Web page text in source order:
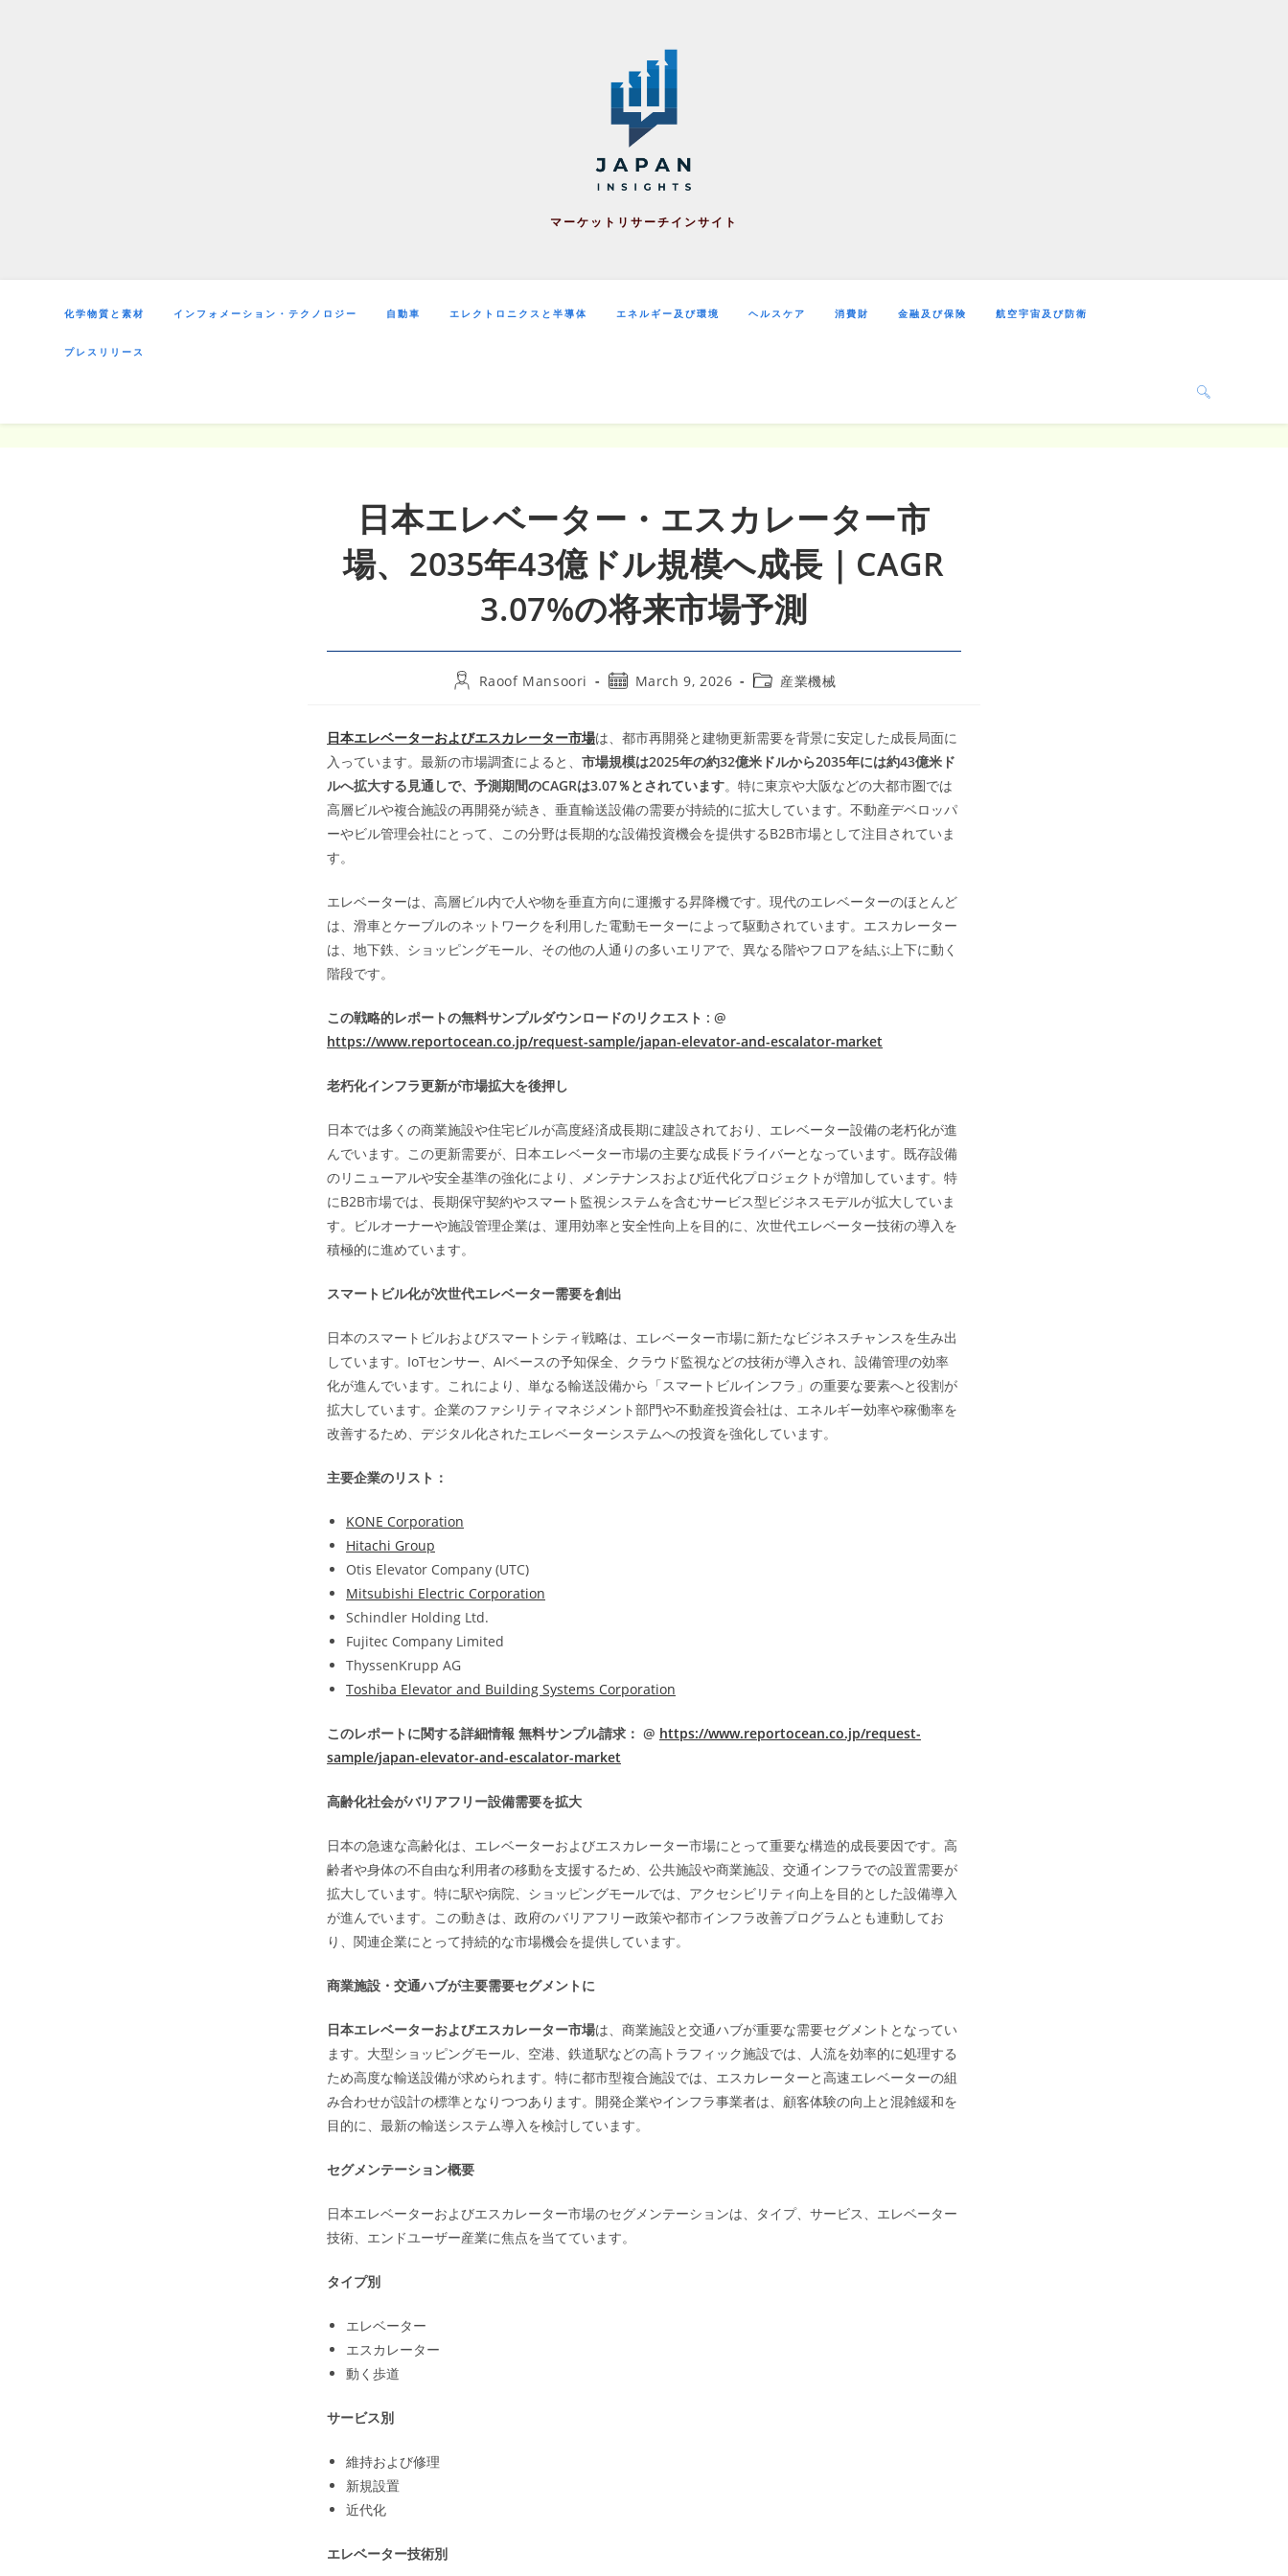
マーケットリサーチインサイト
化学物質と素材 インフォメーション・テクノロジー 自動車 エレクトロニクスと半導体 エネルギー及び環境 ヘルスケア 消費財 金融及び保険 航空宇宙及び防衛
プレスリリース
日本エレベーター・エスカレーター市
場、2035年43億ドル規模へ成長｜CAGR
3.07%の将来市場予測
Post Raoof Mansoori
Post March 9, 2026
Post産業機械
日本エレベーターおよびエスカレーター市場は、都市再開発と建物更新需要を背景に安定した成長局面に
入っています。最新の市場調査によると、 市場規模は2025年の約32億米ドルから2035年には約43億米ド
ルへ拡大する見通しで、予測期間のCAGRは3.07％とされています。特に東京や大阪などの大都市圏では
高層ビルや複合施設の再開発が続き、垂直輸送設備の需要が持続的に拡大しています。不動産デベロッパ
ーやビル管理会社にとって、この分野は長期的な設備投資機会を提供するB2B市場として注目されていま
す。
エレベーターは、高層ビル内で人や物を垂直方向に運搬する昇降機です。現代のエレベーターのほとんど
は、滑車とケーブルのネットワークを利用した電動モーターによって駆動されています。エスカレーター
は、地下鉄、ショッピングモール、その他の人通りの多いエリアで、異なる階やフロアを結ぶ上下に動く
階段です。
この戦略的レポートの無料サンプルダウンロードのリクエスト : @
https://www.reportocean.co.jp/request-sample/japan-elevator-and-escalator-market
老朽化インフラ更新が市場拡大を後押し
日本では多くの商業施設や住宅ビルが高度経済成長期に建設されており、エレベーター設備の老朽化が進
んでいます。この更新需要が、日本エレベーター市場の主要な成長ドライバーとなっています。既存設備
のリニューアルや安全基準の強化により、メンテナンスおよび近代化プロジェクトが増加しています。特
にB2B市場では、長期保守契約やスマート監視システムを含むサービス型ビジネスモデルが拡大していま
す。ビルオーナーや施設管理企業は、運用効率と安全性向上を目的に、次世代エレベーター技術の導入を
積極的に進めています。
スマートビル化が次世代エレベーター需要を創出
日本のスマートビルおよびスマートシティ戦略は、エレベーター市場に新たなビジネスチャンスを生み出
しています。IoTセンサー、AIベースの予知保全、クラウド監視などの技術が導入され、設備管理の効率
化が進んでいます。これにより、単なる輸送設備から「スマートビルインフラ」の重要な要素へと役割が
拡大しています。企業のファシリティマネジメント部門や不動産投資会社は、エネルギー効率や稼働率を
改善するため、デジタル化されたエレベーターシステムへの投資を強化しています。
主要企業のリスト：
KONE Corporation
Hitachi Group
Otis Elevator Company (UTC)
Mitsubishi Electric Corporation
Schindler Holding Ltd.
Fujitec Company Limited
ThyssenKrupp AG
Toshiba Elevator and Building Systems Corporation
このレポートに関する詳細情報 無料サンプル請求： @ https://www.reportocean.co.jp/request-
sample/japan-elevator-and-escalator-market
高齢化社会がバリアフリー設備需要を拡大
日本の急速な高齢化は、エレベーターおよびエスカレーター市場にとって重要な構造的成長要因です。高
齢者や身体の不自由な利用者の移動を支援するため、公共施設や商業施設、交通インフラでの設置需要が
拡大しています。特に駅や病院、ショッピングモールでは、アクセシビリティ向上を目的とした設備導入
が進んでいます。この動きは、政府のバリアフリー政策や都市インフラ改善プログラムとも連動してお
り、関連企業にとって持続的な市場機会を提供しています。
商業施設・交通ハブが主要需要セグメントに
日本エレベーターおよびエスカレーター市場は、商業施設と交通ハブが重要な需要セグメントとなってい
ます。大型ショッピングモール、空港、鉄道駅などの高トラフィック施設では、人流を効率的に処理する
ため高度な輸送設備が求められます。特に都市型複合施設では、エスカレーターと高速エレベーターの組
み合わせが設計の標準となりつつあります。開発企業やインフラ事業者は、顧客体験の向上と混雑緩和を
目的に、最新の輸送システム導入を検討しています。
セグメンテーション概要
日本エレベーターおよびエスカレーター市場のセグメンテーションは、タイプ、サービス、エレベーター
技術、エンドユーザー産業に焦点を当てています。
タイプ別
エレベーター
エスカレーター
動く歩道
サービス別
維持および修理
新規設置
近代化
エレベーター技術別